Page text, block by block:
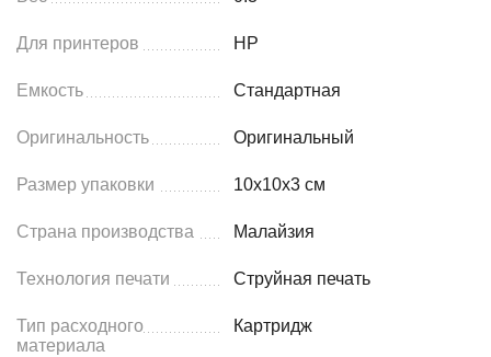
Для принтеров HP
Емкость Стандартная
Оригинальность Оригинальный
Размер упаковки 10x10x3 см
Страна производства Малайзия
Технология печати Струйная печать
Тип расходного
материала
Картридж